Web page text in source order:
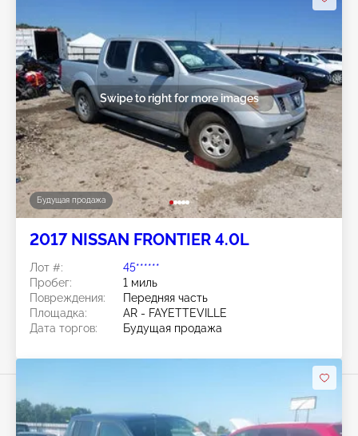
Будущая продажа
Swipe to right for more images
2017 NISSAN FRONTIER 4.0L
Лот #:
45******
Пробег:
1 миль
Повреждения:
Передняя часть
Площадка:
AR - FAYETTEVILLE
Дата торгов:
Будущая продажа